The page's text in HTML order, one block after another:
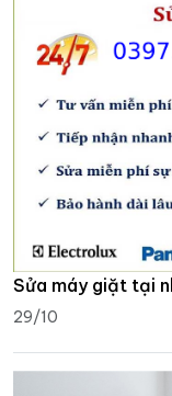
Sửa máy giặt tại
29/10